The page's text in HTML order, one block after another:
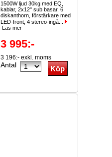
1500W ljud 30kg med EQ,
kablar, 2x12" sub basar, 6
diskanthorn, förstärkare med
LED-front, 4 stereo-ingå...
Läs mer
3 995:-
3 196:- exkl. moms
Antal